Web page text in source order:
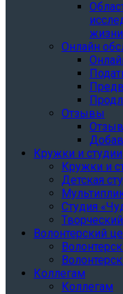
Онлайн
Отзывы
Кружки и студии
Кружки и
Детская
Студия
Волонтерский
Коллегам
Коллегам